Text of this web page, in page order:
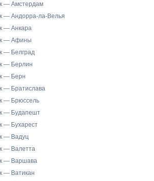
— Амстердам
— Андорра-ла-Велья
— Анкара
— Афины
— Белград
— Берлин
— Берн
— Братислава
— Брюссель
— Будапешт
— Бухарест
— Вадуц
— Валетта
— Варшава
— Ватикан